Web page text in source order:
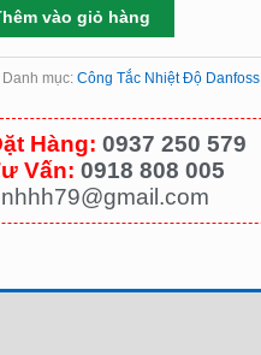
vào giỏ hàng
Danh mục: Công Tắc Nhiệt Độ Danfoss
Hàng: 0937 250 579
Vấn: 0918 808 005